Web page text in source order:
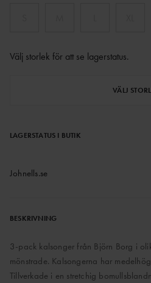
Välj storlek för att se lagerstatus.
VÄLJ
LAGERSTATUS I BUTIK
Johnells.se
BESKRIVNING
3-pack kalsonger från Björn Borg i
mönstrade. Kalsongerna har
Tillverkade i en stretchig